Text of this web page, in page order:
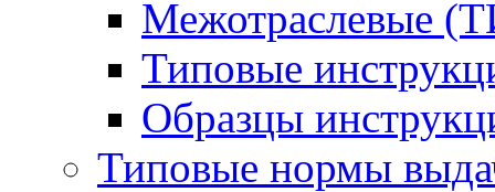
Межотраслевые
Типовые
Образцы
Типовые нормы